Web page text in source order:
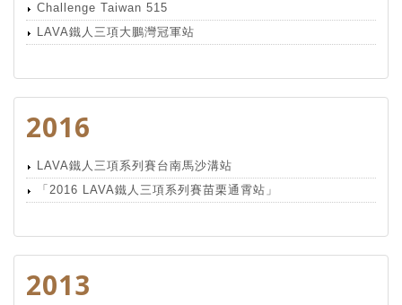
Challenge Taiwan 515
LAVA鐵人三項大鵬灣冠軍站
2016
LAVA鐵人三項系列賽台南馬沙溝站
「2016 LAVA鐵人三項系列賽苗栗通霄站」
2013